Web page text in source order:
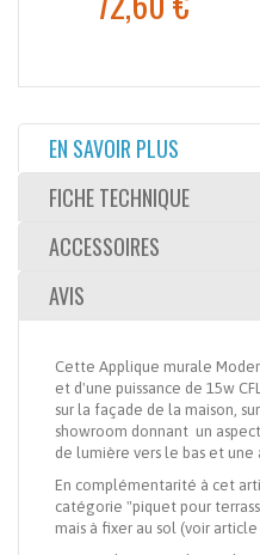
EN SAVOIR PLUS
FICHE TECHNIQUE
ACCESSOIRES
AVIS
Cette Applique murale
et d'une puissance de 15w
sur la façade de la maison,
showroom donnant un
de lumière vers le bas et
En complémentarité à cet
catégorie "piquet pour
mais à fixer au sol (voir article